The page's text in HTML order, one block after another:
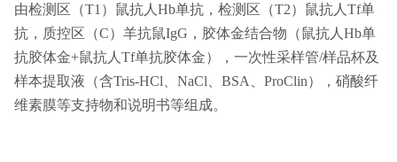
由检测区（T1）鼠抗人Hb单抗，检测区（T2）鼠抗人Tf单
抗，质控区（C）羊抗鼠IgG，胶体金结合物（鼠抗人Hb单
抗胶体金+鼠抗人Tf单抗胶体金），一次性采样管/样品杯及
样本提取液（含Tris-HCl、NaCl、BSA、ProClin），硝酸纤
维素膜等支持物和说明书等组成。